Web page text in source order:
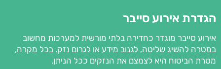
הגדרת אירוע סייבר
אירוע סייבר מוגדר כחדירה בלתי מורשית למערכות מחשוב
במטרה להשיג שליטה, לגנוב מידע או לגרום נזק. בכל מקרה,
מטרת הביטוח היא לצמצם את הנזקים ככל הניתן.